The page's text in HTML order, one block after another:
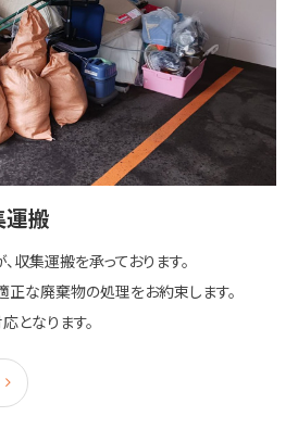
搬
収集運搬を承っております。
正な廃棄物の処理をお約束します。
となります。